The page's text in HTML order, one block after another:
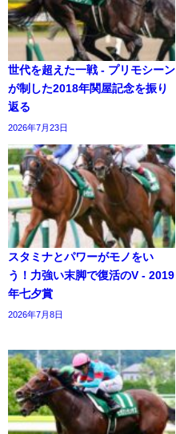
世代を超えた一戦 - プリモシーン
が制した2018年関屋記念を振り
返る
2026年7月23日
スタミナとパワーがモノをい
う！力強い末脚で復活のV - 2019
年七夕賞
2026年7月8日